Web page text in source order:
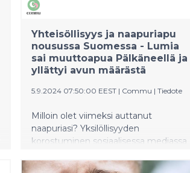
Yhteisöllisyys ja naapuriapu
nousussa Suomessa - Lumia
sai muuttoapua Pälkäneellä ja
yllättyi avun määrästä
5.9.2024 07:50:00 EEST | Commu | Tiedote
Milloin olet viimeksi auttanut
naapuriasi? Yksilöllisyyden
korostuminen sosiaalisessa mediassa
että sattumanvaraiset kohtaamiset ja